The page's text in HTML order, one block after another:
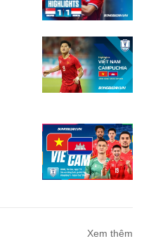
Xem thêm